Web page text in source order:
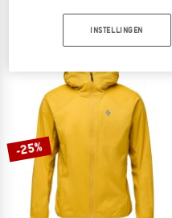
€ 89,96
-25%
INSTELLINGEN